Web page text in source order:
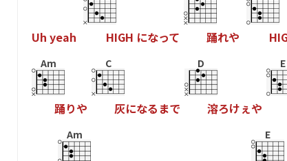
Uh yeah HIGH になって 踊れや HI
Am
踊りや
C
灰になる まで
D
溶ろけぇや
E
Am E